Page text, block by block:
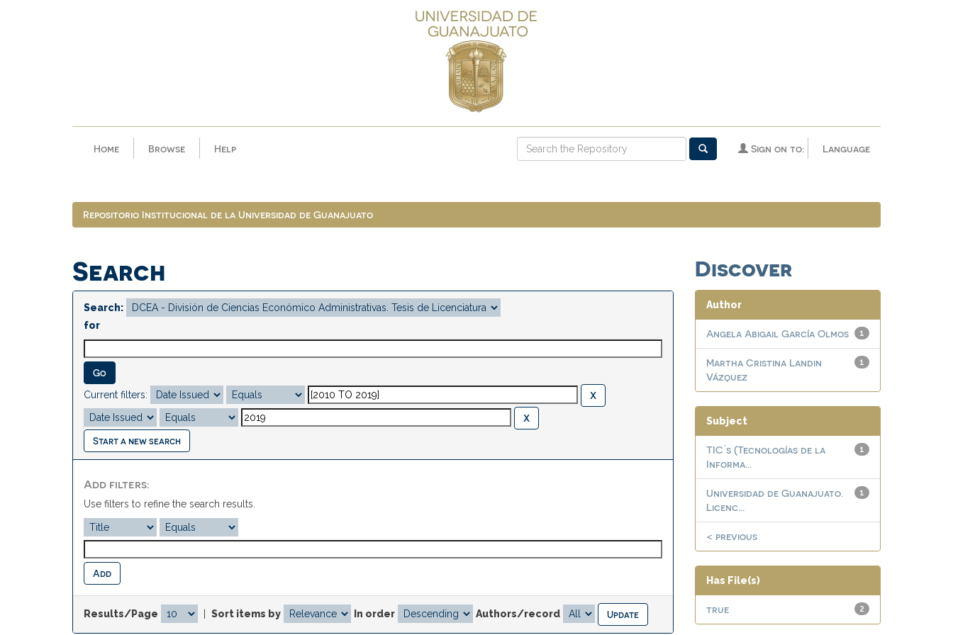
Home Browse Help Language
Sign on to:
Repositorio Institucional de la Universidad de Guanajuato
Search
Search:
for
Current filters:
Start a new search
Add filters:
Use filters to refine the search results.
Results/Page Sort items by In order Authors/record
Discover
Author
1
Angela Abigail García Olmos
1
Martha Cristina Landin
Vázquez
Subject
1
TIC ́s (Tecnologías de la
Informa...
1
Universidad de Guanajuato.
Licenc...
< previous
Has File(s)
2
true